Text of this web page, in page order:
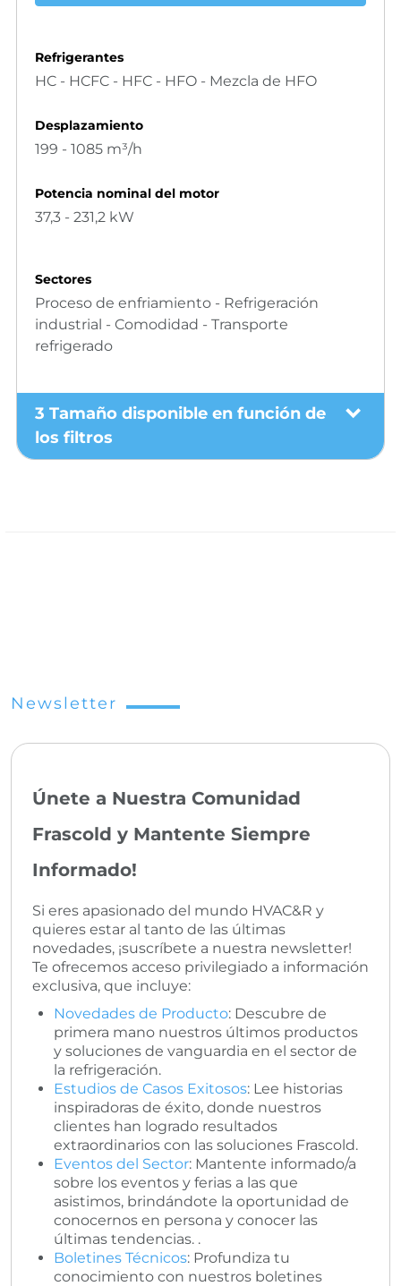
Refrigerantes
HC - HCFC - HFC - HFO - Mezcla de HFO
Desplazamiento
199 - 1085 m³/h
Potencia nominal del motor
37,3 - 231,2 kW
Sectores
Proceso de enfriamiento - Refrigeración
industrial - Comodidad - Transporte
refrigerado
3 Tamaño disponible en función de
los filtros
Newsletter
Únete a Nuestra Comunidad
Frascold y Mantente Siempre
Informado!
Si eres apasionado del mundo HVAC&R y
quieres estar al tanto de las últimas
novedades, ¡suscríbete a nuestra newsletter!
Te ofrecemos acceso privilegiado a información
exclusiva, que incluye:
Novedades de Producto: Descubre de
primera mano nuestros últimos productos
y soluciones de vanguardia en el sector de
la refrigeración.
Estudios de Casos Exitosos: Lee historias
inspiradoras de éxito, donde nuestros
clientes han logrado resultados
extraordinarios con las soluciones Frascold.
Eventos del Sector: Mantente informado/a
sobre los eventos y ferias a las que
asistimos, brindándote la oportunidad de
conocernos en persona y conocer las
últimas tendencias. .
Boletines Técnicos: Profundiza tu
conocimiento con nuestros boletines